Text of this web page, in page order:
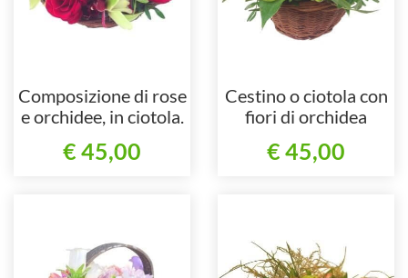
Composizione di rose
e orchidee, in ciotola.
€ 45,00
Cestino o ciotola con
fiori di orchidea
€ 45,00